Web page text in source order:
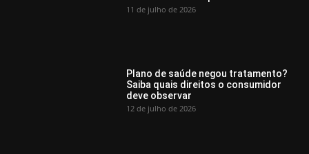
11 de julho de 2026
Plano de saúde negou tratamento?
Saiba quais direitos o consumidor
deve observar
12 de julho de 2026